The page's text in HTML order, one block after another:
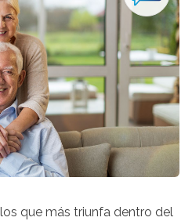
que más triunfa dentro del